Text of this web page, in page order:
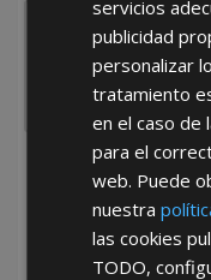
He leído y
servicios
publicidad
personalizar
tratamiento
en el caso de
para el
web. Puede
nuestra
las cookies
TODO,